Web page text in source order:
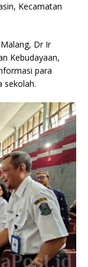
Kecamatan
Dr Ir
Kebudayaan,
para
sekolah.